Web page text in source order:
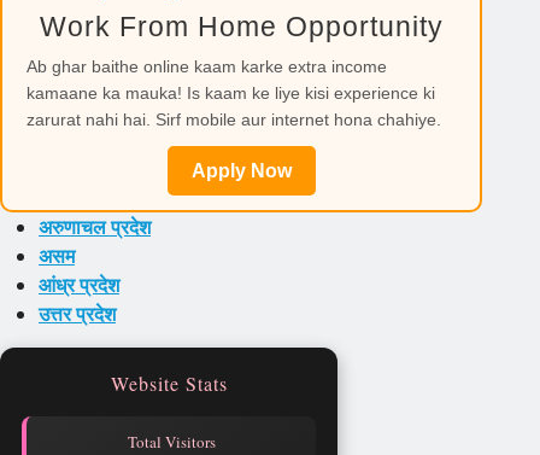
Work From Home Opportunity
Ab ghar baithe online kaam karke extra income
kamaane ka mauka! Is kaam ke liye kisi experience ki
zarurat nahi hai. Sirf mobile aur internet hona chahiye.
Apply Now
अरुणाचल प्रदेश
असम
आंध्र प्रदेश
उत्तर प्रदेश
Website Stats
Total Visitors